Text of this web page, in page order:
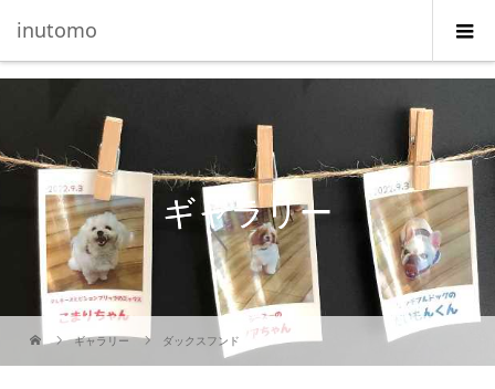
inutomo
ギャラリー
ギャラリー ダックスフンド